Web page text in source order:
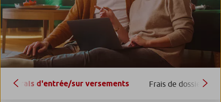
Frais d'entrée/sur versements Frais de dossier